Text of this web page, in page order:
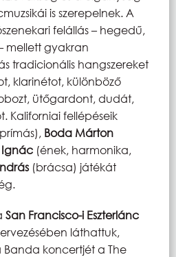
is szerepelnek. A
felállás – hegedű,
mellett gyakran
tradicionális hangszereket
klarinétot, különböző
ütőgardont, dudát,
Kaliforniai fellépéseik
Boda Márton
Ignác (ének, harmonika,
(brácsa) játékát
San Francisco-i Eszterlánc
láthattuk,
koncertjét a The